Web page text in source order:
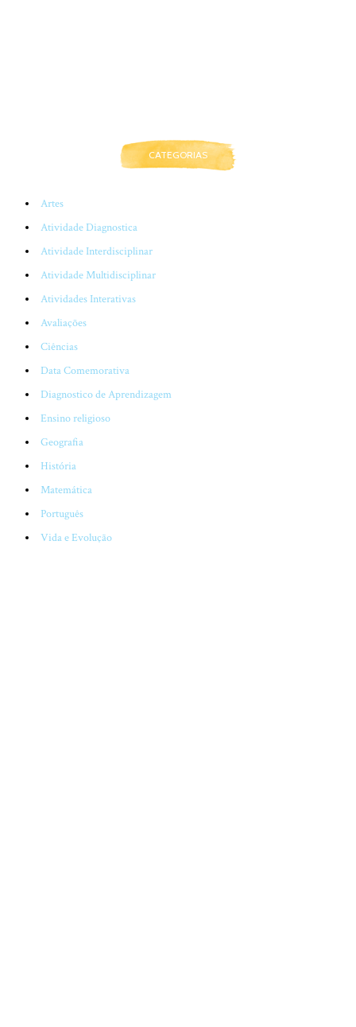
CATEGORIAS
Artes
Atividade Diagnostica
Atividade Interdisciplinar
Atividade Multidisciplinar
Atividades Interativas
Avaliações
Ciências
Data Comemorativa
Diagnostico de Aprendizagem
Ensino religioso
Geografia
História
Matemática
Português
Vida e Evolução